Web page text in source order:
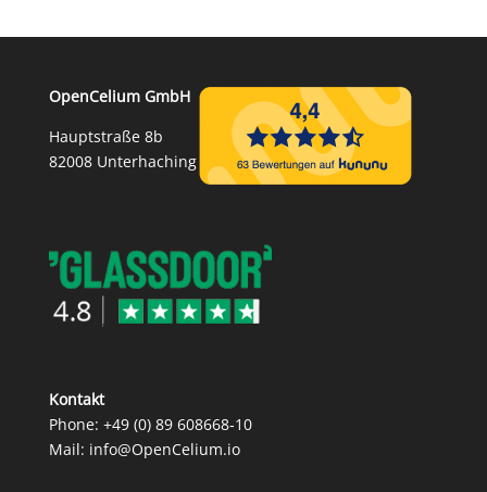
OpenCelium GmbH
Hauptstraße 8b
82008 Unterhaching
Kontakt
Phone: +49 (0) 89 608668‑10
Mail: info@OpenCelium.io